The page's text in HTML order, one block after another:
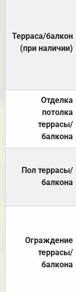
Терраса/балкон
(при наличии)
Отделка
потолка
террасы/
балкона
Пол террасы/
балкона
Ограждение
террасы/
балкона